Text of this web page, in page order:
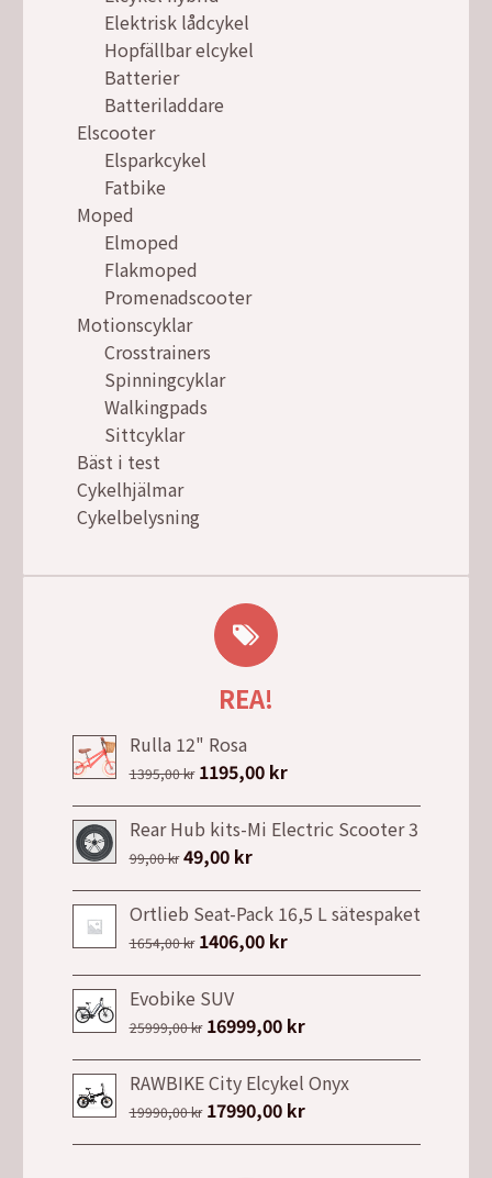
Elektrisk lådcykel
Hopfällbar elcykel
Batterier
Batteriladdare
Elscooter
Elsparkcykel
Fatbike
Moped
Elmoped
Flakmoped
Promenadscooter
Motionscyklar
Crosstrainers
Spinningcyklar
Walkingpads
Sittcyklar
Bäst i test
Cykelhjälmar
Cykelbelysning
REA!
Rulla 12" Rosa
1395,00kr Det
ursprungliga
priset
var:
1195,00 krDet
nuvarande
priset
Rear Hub kits-Mi Electric Scooter 3
99,00kr Det
ursprungliga
priset
var:
49,00 krDet
nuvarande
priset
är:
Ortlieb Seat-Pack 16,5 L sätespaket
1654,00kr Det
ursprungliga
priset
var:
1406,00 krDet
nuvarande
är:
Evobike SUV
25999,00kr Det
ursprungliga
priset
var:
16999,00 krDet
nuvarande
priset
är:
RAWBIKE City Elcykel Onyx
19990,00kr Det
ursprungliga
17990,00 krDet
nuvarande